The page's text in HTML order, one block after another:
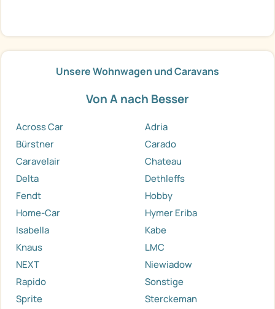
Unsere Wohnwagen und Caravans
Von A nach Besser
Across Car
Adria
Bürstner
Carado
Caravelair
Chateau
Delta
Dethleffs
Fendt
Hobby
Home-Car
Hymer Eriba
Isabella
Kabe
Knaus
LMC
NEXT
Niewiadow
Rapido
Sonstige
Sprite
Sterckeman